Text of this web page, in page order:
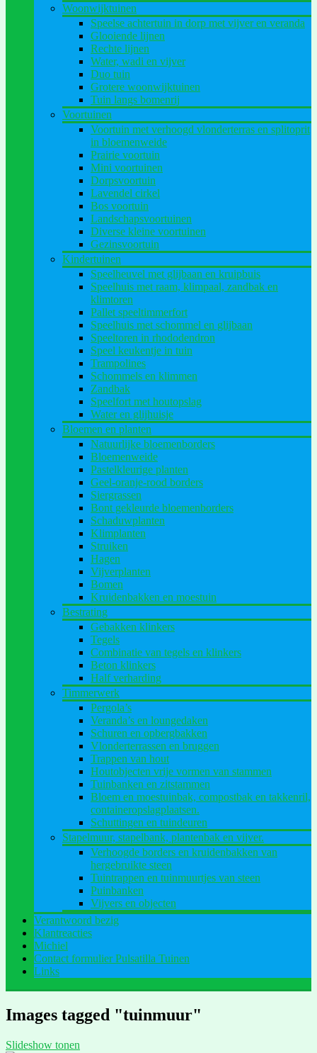
Woonwijktuinen
Speelse achtertuin in dorp met vijver en veranda
Glooiende lijnen
Rechte lijnen
Water, wadi en vijver
Duo tuin
Grotere woonwijktuinen
Tuin langs bomenrij
Voortuinen
Voortuin met verhoogd vlonderterras en splitoprit
in bloemenweide
Prairie voortuin
Mini voortuinen
Dorpsvoortuin
Lavendel cirkel
Bos voortuin
Landschapsvoortuinen
Diverse kleine voortuinen
Gezinsvoortuin
Kindertuinen
Speelheuvel met glijbaan en kruipbuis
Speelhuis met raam, klimpaal, zandbak en
klimtoren
Pallet speeltimmerfort
Speelhuis met schommel en glijbaan
Speeltoren in rhododendron
Speel keukentje in tuin
Trampolines
Schommels en klimmen
Zandbak
Speelfort met houtopslag
Water en glijhuisje
Bloemen en planten
Natuurlijke bloemenborders
Bloemenweide
Pastelkleurige planten
Geel-oranje-rood borders
Siergrassen
Bont gekleurde bloemenborders
Schaduwplanten
Klimplanten
Struiken
Hagen
Vijverplanten
Bomen
Kruidenbakken en moestuin
Bestrating
Gebakken klinkers
Tegels
Combinatie van tegels en klinkers
Beton klinkers
Half verharding
Timmerwerk
Pergola’s
Veranda’s en loungedaken
Schuren en opbergbakken
Vlonderterrassen en bruggen
Trappen van hout
Houtobjecten vrije vormen van stammen
Tuinbanken en zitstammen
Bloem en moestuinbak, compostbak en takkenril,
containeropslagplaatsen.
Schuttingen en tuindeuren
Stapelmuur, stapelbank, plantenbak en vijver.
Verhoogde borders en kruidenbakken van
hergebruikte steen
Tuintrappen en tuinmuurtjes van steen
Puinbanken
Vijvers en objecten
Verantwoord bezig
Klantreacties
Michiel
Contact formulier Pulsatilla Tuinen
Links
Images tagged "tuinmuur"
Slideshow tonen